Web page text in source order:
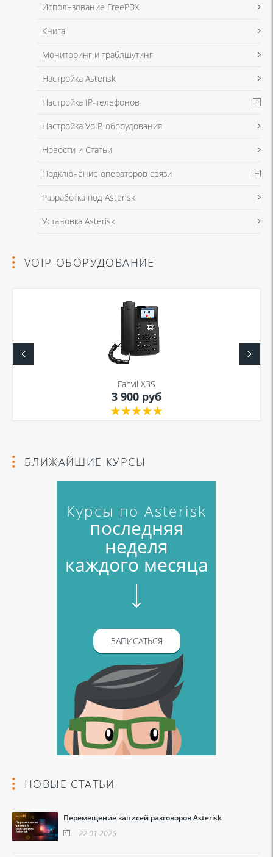
Использование FreePBX
Книга
Мониторинг и траблшутинг
Настройка Asterisk
Настройка IP-телефонов
Настройка VoIP-оборудования
Новости и Статьи
Подключение операторов связи
Разработка под Asterisk
Установка Asterisk
VOIP ОБОРУДОВАНИЕ
Fanvil X3S
3 900 руб
БЛИЖАЙШИЕ КУРСЫ
Курсы по Asterisk
последняя
неделя
каждого месяца
ЗАПИСАТЬСЯ
НОВЫЕ СТАТЬИ
Перемещение записей разговоров Asterisk
22.01.2026